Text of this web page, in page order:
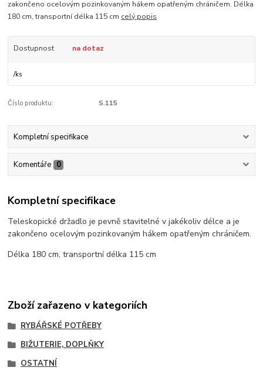
zakončeno ocelovým pozinkovaným hákem opatřeným chráničem. Délka
180 cm, transportní délka 115 cm celý popis
Dostupnost na dotaz
/ks
Číslo produktu: S.115
Kompletní specifikace
Komentáře 0
Kompletní specifikace
Teleskopické držadlo je pevně stavitelné v jakékoliv délce a je
zakončeno ocelovým pozinkovaným hákem opatřeným chráničem.
Délka 180 cm, transportní délka 115 cm
Zboží zařazeno v kategoriích
RYBÁŘSKÉ POTŘEBY
BIŽUTERIE, DOPLŇKY
OSTATNÍ